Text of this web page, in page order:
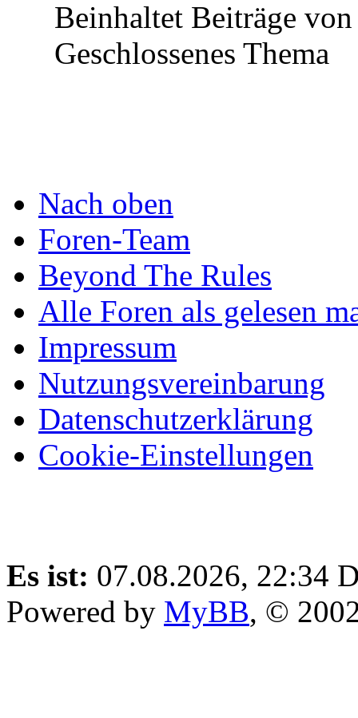
Beinhaltet Beiträge
Geschlossenes Thema
Nach oben
Foren-Team
Beyond The Rules
Alle Foren als gelesen
Impressum
Nutzungsvereinbarung
Datenschutzerklärung
Cookie-Einstellungen
Es ist: 07.08.2026, 22:34
Powered by MyBB, ©